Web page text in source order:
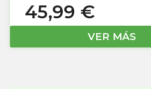
45,99 €
VER MÁS